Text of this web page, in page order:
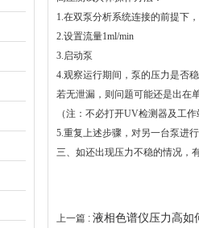
1.在双泵分析系统连接的前提下
2.设置流量1ml/min
3.启动泵
4.观察运行期间，泵的压力是否
若无泄漏，则问题可能还是出在
（注：不必打开UV检测器及工
5.重复上述步骤，对另一台泵进
三、如还出现压力不稳的情况，
上一篇 : 液相色谱仪压力高如